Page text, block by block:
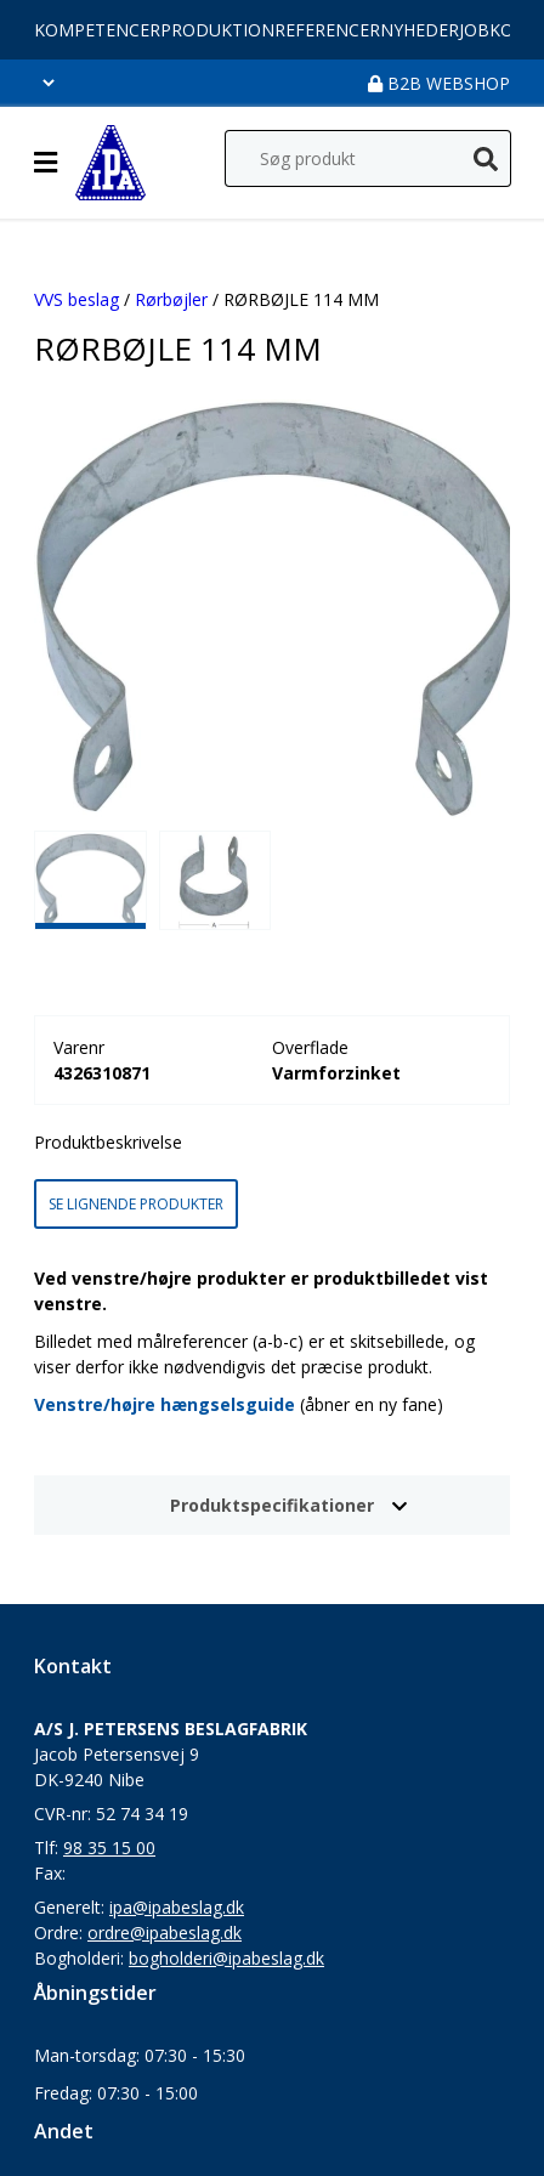
KOMPETENCERPRODUKTIONREFERENCERNYHEDERJOB
B2B WEBSHOP
VVS beslag/ Rørbøjler/ RØRBØJLE 114 MM
RØRBØJLE 114 MM
Varenr
4326310871
Overflade
Varmforzinket
Produktbeskrivelse
SE LIGNENDE PRODUKTER
Ved venstre/højre produkter er produktbilledet vist
venstre.
Billedet med målreferencer (a-b-c) er et skitsebillede, og
viser derfor ikke nødvendigvis det præcise produkt.
Venstre/højre hængselsguide (åbner en ny fane)
Produktspecifikationer
Kontakt
A/S J. PETERSENS BESLAGFABRIK
Jacob Petersensvej 9
DK-9240 Nibe
CVR-nr: 52 74 34 19
Tlf: 98 35 15 00
Fax:
Generelt: ipa@ipabeslag.dk
Ordre: ordre@ipabeslag.dk
Bogholderi: bogholderi@ipabeslag.dk
Åbningstider
Man-torsdag: 07:30 - 15:30
Fredag: 07:30 - 15:00
Andet